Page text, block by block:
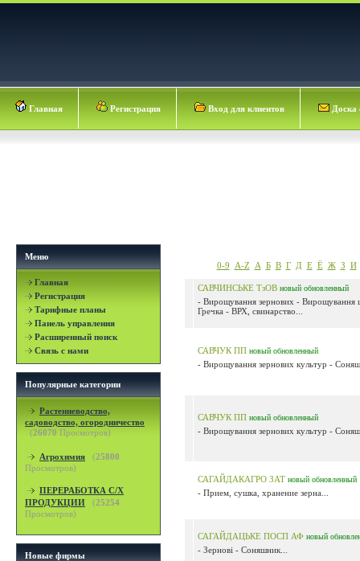
Главная Регистрация Вход для клиентов Доска
Меню
Главная
Регистрация
Тарифные планы
Панель управления
Расширенный поиск
Связь с нами
Популярные категории
Растениеводство,
садоводство, огородничество
(26070 Просмотров)
Агрохимия (25800
Просмотров)
ПЕРЕРАБОТКА С/Х
ПРОДУКЦИИ
(25254
Просмотров)
Новые фирмы
0-9 A-Z А Б В Г Д Е Ё Ж З И
САВЧИНСЬКЕ ТзОВ новый обновленный
- Вирощування зернових - Вирощування
Гречка - ВРХ, свинарство...
САВЧУК ПП новый обновленный
- Вирощування зернових культур -
САВЧУК ПП новый обновленный
- Вирощування зернових культур -
САГАЙДАКАГРО ЗАТ новый обновленный
- Прием, сушка, хранение зерна...
САГАЙДАЦЬКЕ ПОСП АФ новый
- Зернові - Соняшник...